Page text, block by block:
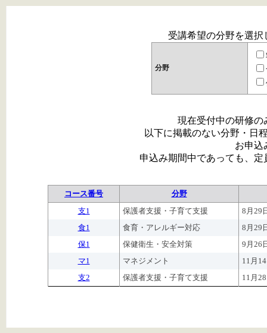
受講希望の分野を選
分野
現在受付中の研修の
以下に掲載のない分野・日
お申込
申込み期間中であっても、
コース番号
分野
支1
保護者支援・子育て支援
8月29
食1
食育・アレルギー対応
8月29
保1
保健衛生・安全対策
9月26
マ1
マネジメント
11月
支2
保護者支援・子育て支援 11月